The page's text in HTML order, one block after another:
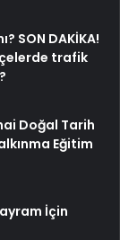
SON DAKİKA!
trafik
Doğal Tarih
Eğitim
İçin